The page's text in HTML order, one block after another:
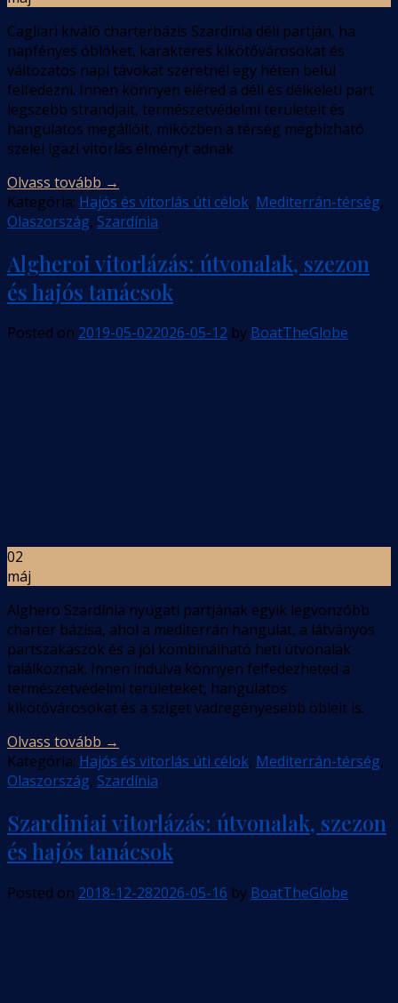
Cagliari kiváló charterbázis Szardínia déli partján, ha
napfényes öblöket, karakteres kikötővárosokat és
változatos napi távokat szeretnél egy héten belül
felfedezni. Innen könnyen eléred a déli és délkeleti part
legszebb strandjait, természetvédelmi területeit és
hangulatos megállóit, miközben a térség megbízható
szelei igazi vitorlás élményt adnak
Olvass tovább →
Kategória: Hajós és vitorlás úti célok, Mediterrán-térség,
Olaszország, Szardínia
Algheroi vitorlázás: útvonalak, szezon
és hajós tanácsok
Posted on 2019-05-022026-05-12 by BoatTheGlobe
02
máj
Alghero Szardínia nyugati partjának egyik legvonzóbb
charter bázisa, ahol a mediterrán hangulat, a látványos
partszakaszok és a jól kombinálható heti útvonalak
találkoznak. Innen indulva könnyen felfedezheted a
természetvédelmi területeket, hangulatos
kikötővárosokat és a sziget vadregényesebb öbleit is.
Olvass tovább →
Kategória: Hajós és vitorlás úti célok, Mediterrán-térség,
Olaszország, Szardínia
Szardiniai vitorlázás: útvonalak, szezon
és hajós tanácsok
Posted on 2018-12-282026-05-16 by BoatTheGlobe